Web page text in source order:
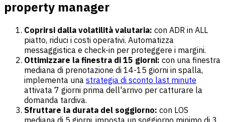
property manager
Coprirsi dalla volatilità valutaria: con ADR in ALL
piatto, riduci i costi operativi. Automatizza
messaggistica e check-in per proteggere i margini.
Ottimizzare la finestra di 15 giorni: con una finestra
mediana di prenotazione di 14-15 giorni in spalla,
implementa una strategia di sconto last minute
attivata 7 giorni prima dell'arrivo per catturare la
domanda tardiva.
Sfruttare la durata del soggiorno: con LOS